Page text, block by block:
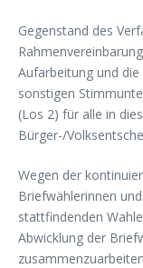
Gegenstand des
Aufarbeitung und
sonstigen
(Los 2) für alle in
Bürger-/
Wegen der
Briefwählerinnen
stattfindenden
Abwicklung der